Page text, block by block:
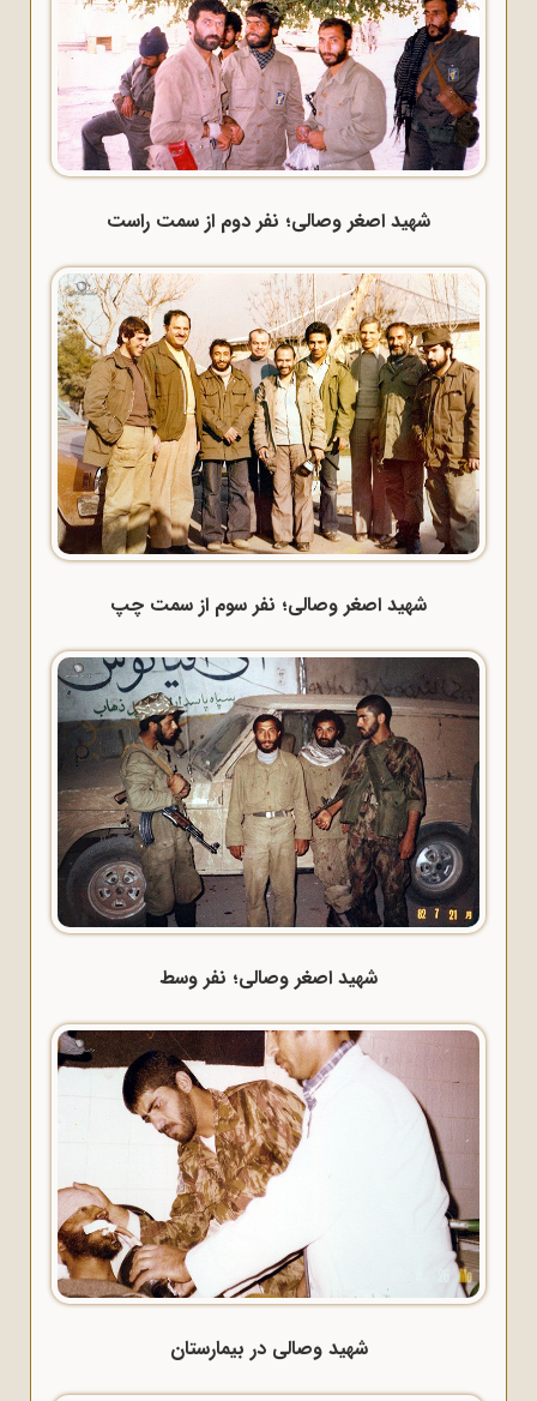
شهید اصغر وصالی؛ نفر دوم از سمت راست
شهید اصغر وصالی؛ نفر سوم از سمت چپ
شهید اصغر وصالی؛ نفر وسط
شهید وصالی در بیمارستان